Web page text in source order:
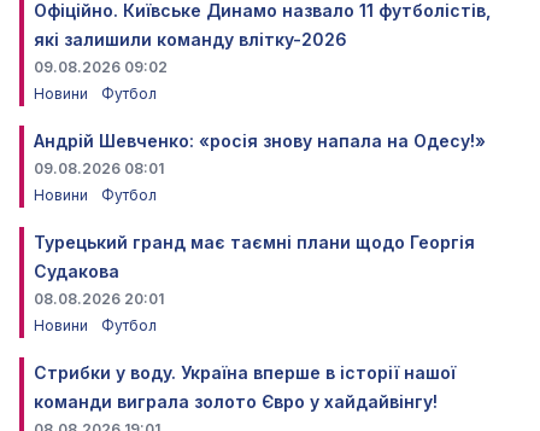
Офіційно. Київське Динамо назвало 11 футболістів,
які залишили команду влітку-2026
09.08.2026 09:02
Новини
Футбол
Андрій Шевченко: «росія знову напала на Одесу!»
09.08.2026 08:01
Новини
Футбол
Турецький гранд має таємні плани щодо Георгія
Судакова
08.08.2026 20:01
Новини
Футбол
Стрибки у воду. Україна вперше в історії нашої
команди виграла золото Євро у хайдайвінгу!